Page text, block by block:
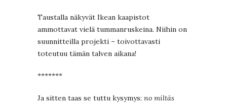
Taustalla näkyvät Ikean kaapistot
ammottavat vielä tummanruskeina. Niihin on
suunnitteilla projekti – toivottavasti
toteutuu tämän talven aikana!
*******
Ja sitten taas se tuttu kysymys: no miltäs